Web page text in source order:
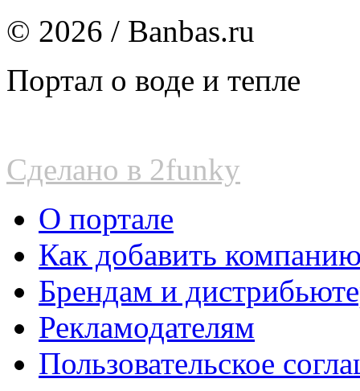
© 2026 / Banbas.ru
Портал о воде и тепле
Сделано в 2funky
О портале
Как добавить
Брендам и
Рекламодателям
Пользовательское